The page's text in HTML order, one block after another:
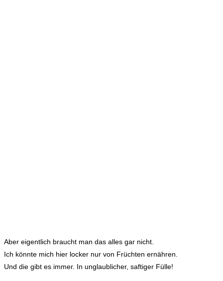
Aber eigentlich braucht man das alles gar nicht.
Ich könnte mich hier locker nur von Früchten ernähren.
Und die gibt es immer. In unglaublicher, saftiger Fülle!